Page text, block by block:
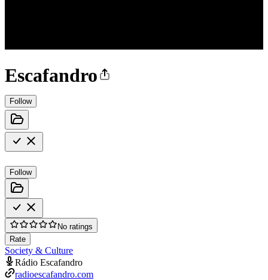
Escafandro
Follow
Follow
No ratings
Rate
Society & Culture
Rádio Escafandro
radioescafandro.com